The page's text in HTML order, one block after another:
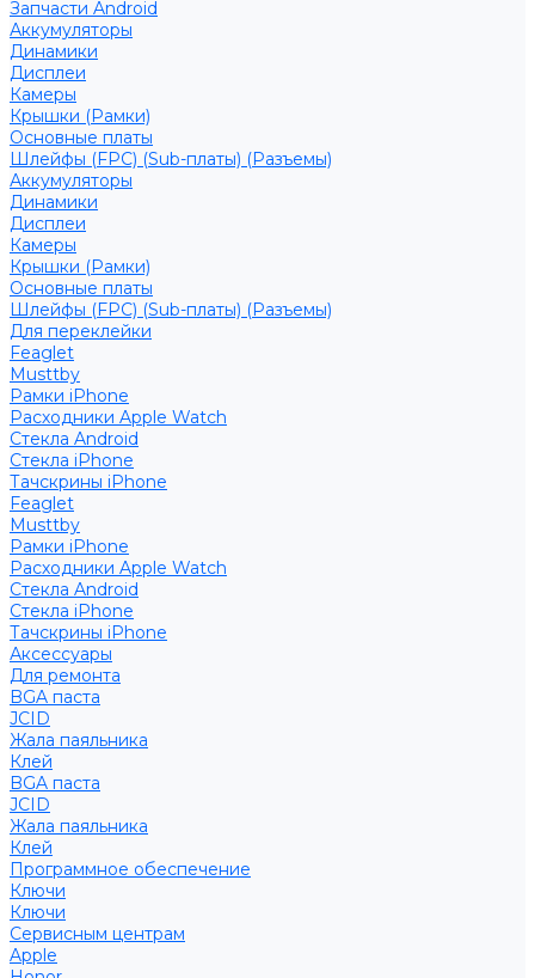
Запчасти Android
Аккумуляторы
Динамики
Дисплеи
Камеры
Крышки (Рамки)
Основные платы
Шлейфы (FPC) (Sub-платы) (Разъемы)
Аккумуляторы
Динамики
Дисплеи
Камеры
Крышки (Рамки)
Основные платы
Шлейфы (FPC) (Sub-платы) (Разъемы)
Для переклейки
Feaglet
Musttby
Рамки iPhone
Расходники Apple Watch
Стекла Android
Стекла iPhone
Тачскрины iPhone
Feaglet
Musttby
Рамки iPhone
Расходники Apple Watch
Стекла Android
Стекла iPhone
Тачскрины iPhone
Аксессуары
Для ремонта
BGA паста
JCID
Жала паяльника
Клей
BGA паста
JCID
Жала паяльника
Клей
Программное обеспечение
Ключи
Ключи
Сервисным центрам
Apple